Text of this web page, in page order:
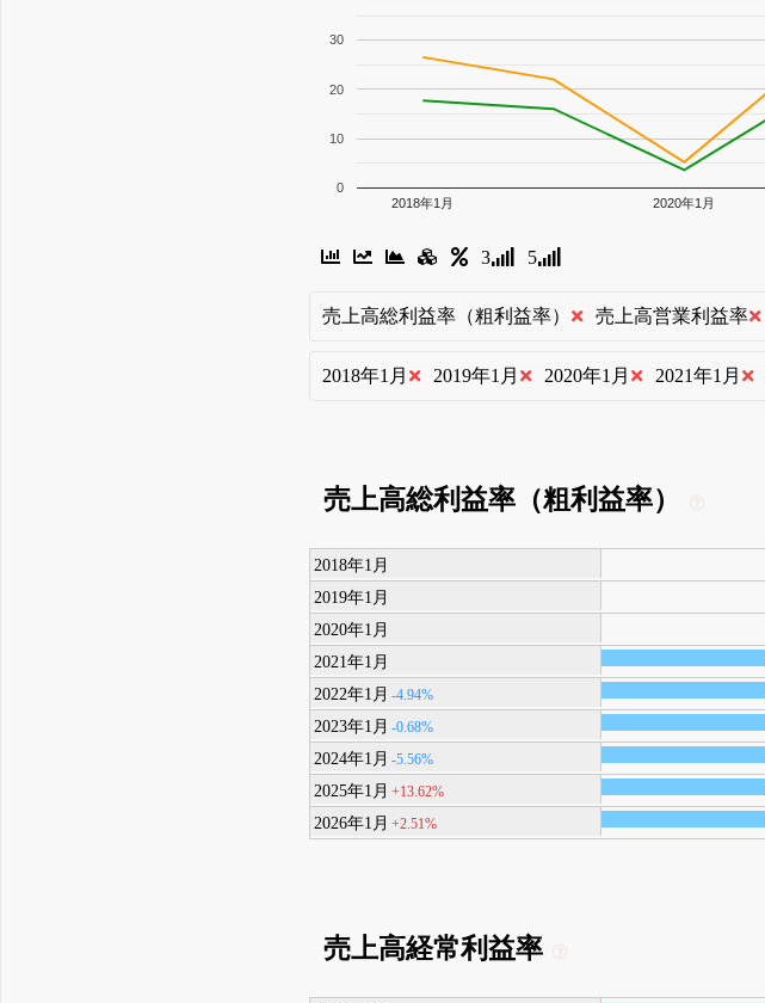
2018年1月 2020年1月
0
10
20
30
3 5
売上高総利益率（粗利益率） 売上高営業利益率
2018年1月 2019年1月 2020年1月 2021年1月
売上高総利益率（粗利益率）
2018年1月
2019年1月
2020年1月
2021年1月
2022年1月 -4.94%
2023年1月 -0.68%
2024年1月 -5.56%
2025年1月 +13.62%
2026年1月 +2.51%
売上高経常利益率